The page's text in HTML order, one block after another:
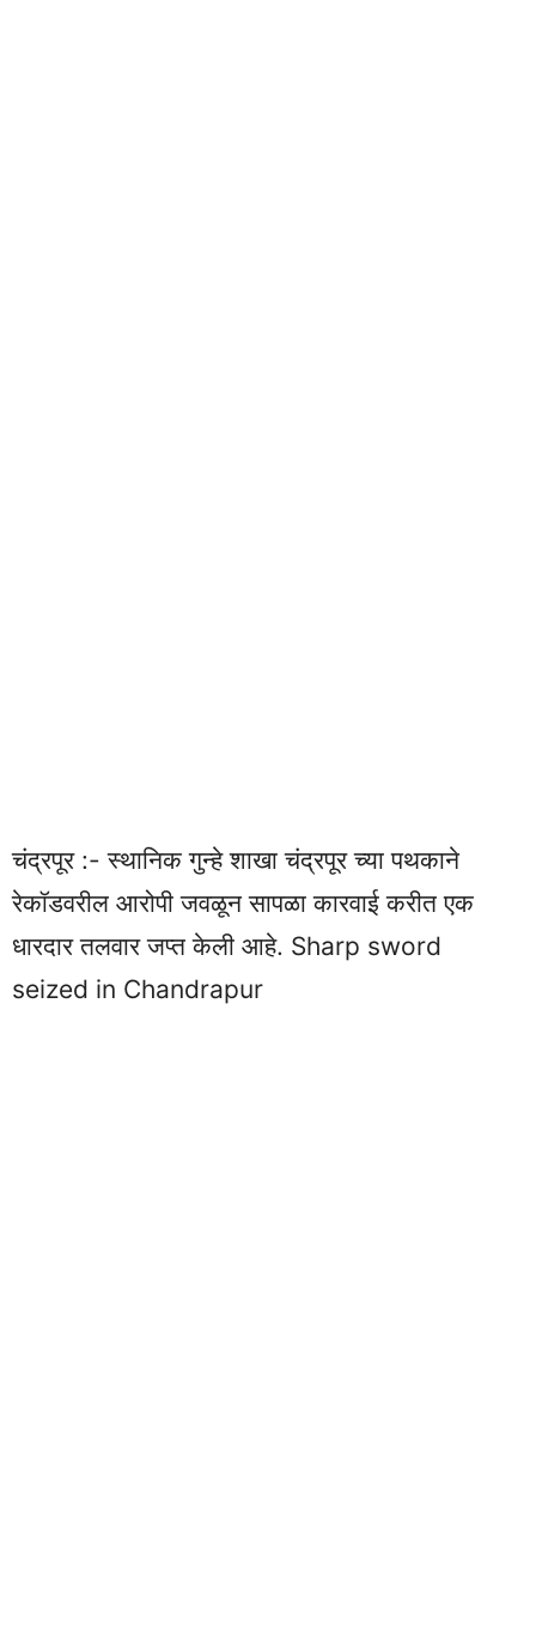
चंद्रपूर :- स्थानिक गुन्हे शाखा चंद्रपूर च्या पथकाने
रेकॉडवरील आरोपी जवळून सापळा कारवाई करीत एक
धारदार तलवार जप्त केली आहे. Sharp sword
seized in Chandrapur